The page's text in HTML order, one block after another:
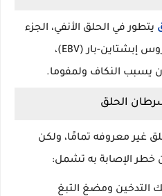
يتطور في الحلق الأنفي، الجزء
الواقع خلف الأنف ويرتبط بفيروس إبشتاين-بار (EBV)،
يسبب النكاف ولمفوما.
الحلق
غير معروفه تمامًا، ولكن
خطر الإصابة به تشمل:
التدخين ومضغ التبغ